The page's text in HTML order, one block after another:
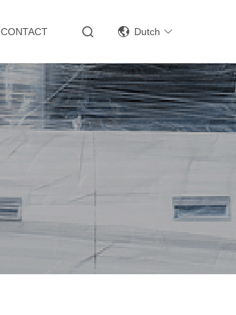
CONTACT Dutch